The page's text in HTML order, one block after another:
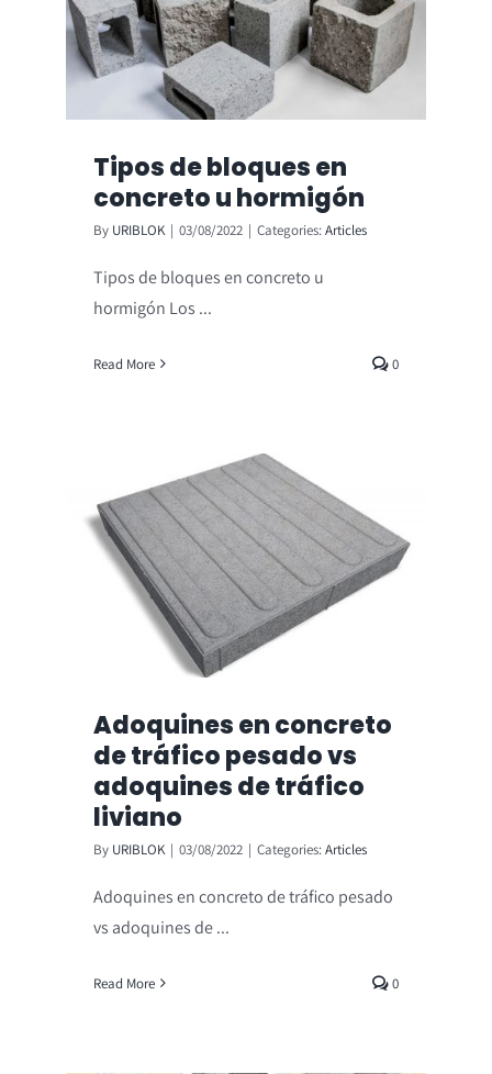
Tipos de bloques en
concreto u hormigón
By URIBLOK | 03/08/2022 | Categories:Articles
Tipos de bloques en concreto u
hormigón Los ...
Read More 0
Adoquines en concreto
de tráfico pesado vs
adoquines de tráfico
liviano
By URIBLOK | 03/08/2022 | Categories:Articles
Adoquines en concreto de tráfico pesado
vs adoquines de ...
Read More 0